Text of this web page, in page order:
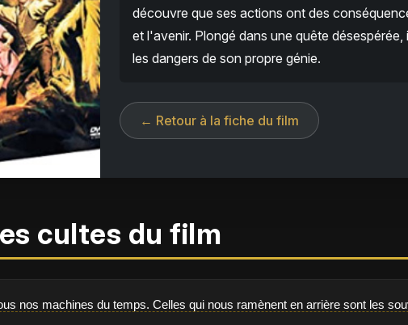
découvre que ses actions ont des
et l'avenir. Plongé dans une quête
les dangers de son propre génie.
← Retour à la fiche du film
cultes du film
nos machines du temps. Celles qui nous ramènent en arrière sont les